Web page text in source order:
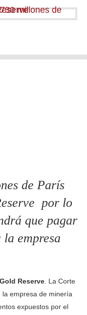
de París
por lo
que pagar
empresa
Gold Reserve . La Corte
empresa de minería
expuestos por el